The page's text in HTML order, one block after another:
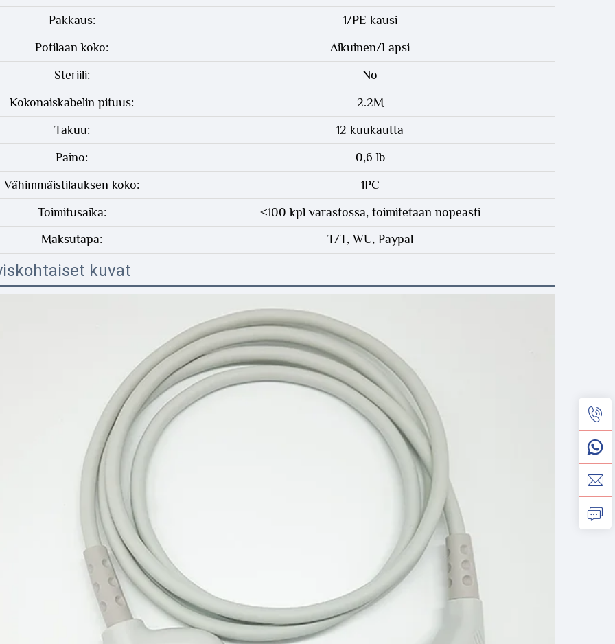
Pakkaus:
1/PE kausi
Potilaan koko:
Aikuinen/Lapsi
Steriili:
No
Kokonaiskabelin pituus:
2.2M
Takuu:
12 kuukautta
Paino:
0,6 lb
Vähimmäistilauksen koko:
1PC
Toimitusaika:
<100 kpl varastossa, toimitetaan nopeasti
Maksutapa:
T/T, WU, Paypal
kuvat